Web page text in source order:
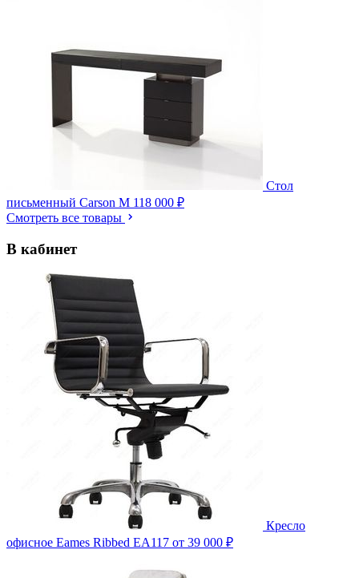
Стол
письменный Carson M 118 000 ₽
Смотреть все товары
В кабинет
Кресло
офисное Eames Ribbed EA117 от 39 000 ₽